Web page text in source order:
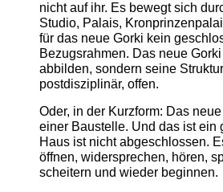
nicht auf ihr. Es bewegt sich
Studio, Palais,
für das neue Gorki kein
Bezugsrahmen. Das neue
abbilden, sondern seine
postdisziplinär, offen.
Oder, in der Kurzform: Das
einer Baustelle. Und das ist ein
Haus ist nicht abgeschlossen.
öffnen, widersprechen, hören,
scheitern und wieder beginnen.